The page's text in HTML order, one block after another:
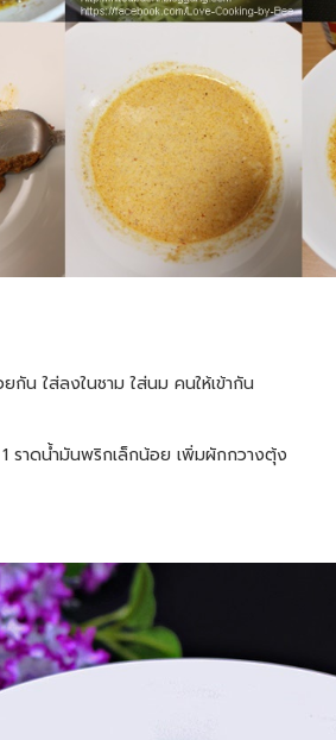
กัน ใส่ลงในชาม ใส่นม คนให้เข้ากัน
1 ราดน้ำมันพริกเล็กน้อย เพิ่มผักกวางตุ้ง